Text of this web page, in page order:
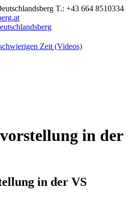
T.: +43 664 8510334
Zeit (Videos)
in der
in der VS